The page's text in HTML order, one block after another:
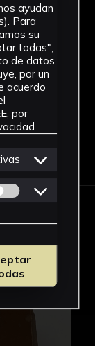
ayudan
Para
su
todas",
de datos
por un
acuerdo
por
cookies